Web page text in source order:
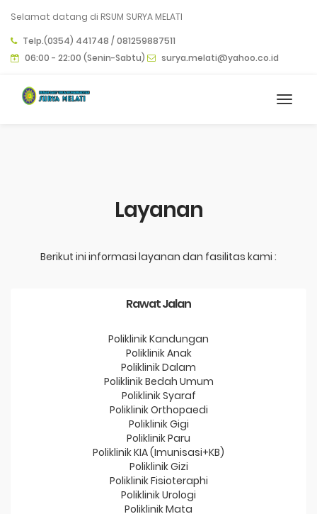
Selamat datang di RSUM SURYA MELATI
Telp.(0354) 441748 / 081259887511
06:00 - 22:00 (Senin-Sabtu)
surya.melati@yahoo.co.id
Layanan
Berikut ini informasi layanan dan fasilitas kami :
Rawat Jalan
Poliklinik Kandungan
Poliklinik Anak
Poliklinik Dalam
Poliklinik Bedah Umum
Poliklinik Syaraf
Poliklinik Orthopaedi
Poliklinik Gigi
Poliklinik Paru
Poliklinik KIA (Imunisasi+KB)
Poliklinik Gizi
Poliklinik Fisioteraphi
Poliklinik Urologi
Poliklinik Mata